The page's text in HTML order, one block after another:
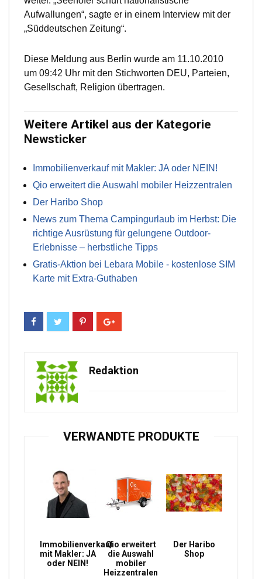
Aufwallungen“, sagte er in einem Interview mit der
„Süddeutschen Zeitung“.
Diese Meldung aus Berlin wurde am 11.10.2010
um 09:42 Uhr mit den Stichworten DEU, Parteien,
Gesellschaft, Religion übertragen.
Weitere Artikel aus der Kategorie
Newsticker
Immobilienverkauf mit Makler: JA oder NEIN!
Qio erweitert die Auswahl mobiler Heizzentralen
Der Haribo Shop
News zum Thema Campingurlaub im Herbst: Die
richtige Ausrüstung für gelungene Outdoor-
Erlebnisse – herbstliche Tipps
Gratis-Aktion bei Lebara Mobile - kostenlose SIM
Karte mit Extra-Guthaben
Redaktion
VERWANDTE PRODUKTE
Immobilienverkauf
mit Makler: JA
oder NEIN!
Qio erweitert
die Auswahl
mobiler
Heizzentralen
Der Haribo
Shop